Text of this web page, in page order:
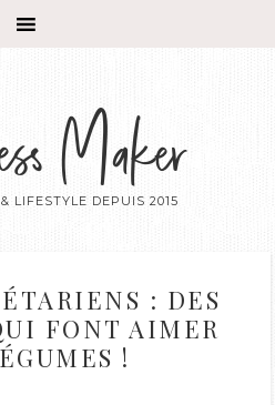
Maker
LIFESTYLE DEPUIS 2015
: DES
FONT AIMER
!